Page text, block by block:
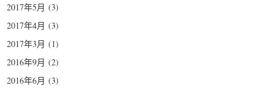
2017年5月 (3)
2017年4月 (3)
2017年3月 (1)
2016年9月 (2)
2016年6月 (3)